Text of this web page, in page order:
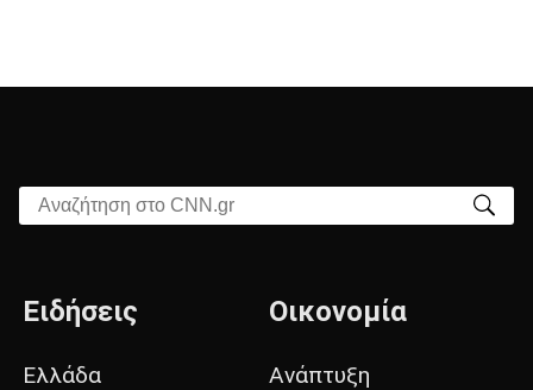
Αναζήτηση στο CNN.gr
Ειδήσεις
Ελλάδα
Οικονομία
Ανάπτυξη